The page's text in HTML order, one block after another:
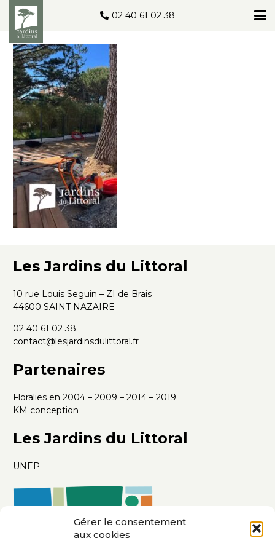
Gérer le consentement
aux cookies
02 40 61 02 38
Les Jardins du Littoral
10 rue Louis Seguin – ZI de Brais
44600 SAINT NAZAIRE
02 40 61 02 38
contact@lesjardinsdulittoral.fr
Partenaires
Floralies en 2004 – 2009 – 2014 – 2019
KM conception
Les Jardins du Littoral
UNEP